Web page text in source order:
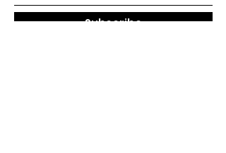
Subscribe